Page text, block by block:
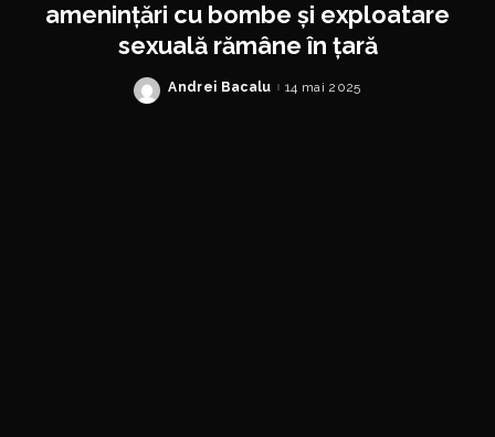
amenințări cu bombe și exploatare
sexuală rămâne în țară
Posted
Andrei Bacalu 14 mai 2025